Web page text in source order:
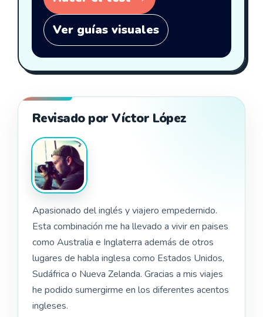
Ver guías visuales
Revisado por Víctor López
Apasionado del inglés y viajero empedernido.
Esta combinación me ha llevado a vivir en paises
como Australia e Inglaterra además de otros
lugares de habla inglesa como Estados Unidos,
Sudáfrica o Nueva Zelanda. Gracias a mis viajes
he podido sumergirme en los diferentes acentos
ingleses.